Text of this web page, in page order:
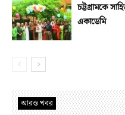
চট্টগ্রামকে
একাডেমি
আরও খবর